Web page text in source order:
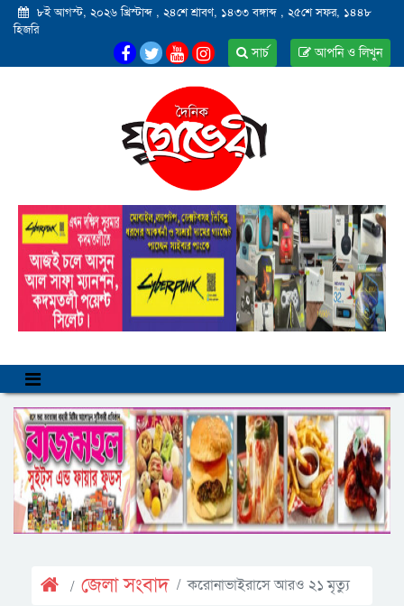
৮ই আগস্ট, ২০২৬ খ্রিস্টাব্দ , ২৪শে শ্রাবণ, ১৪৩৩ বঙ্গাব্দ , ২৫শে সফর, ১৪৪৮
হিজরি
আপনি ও লিখুন
সার্চ
জেলা সংবাদ করোনাভাইরাসে আরও ২১ মৃত্যু